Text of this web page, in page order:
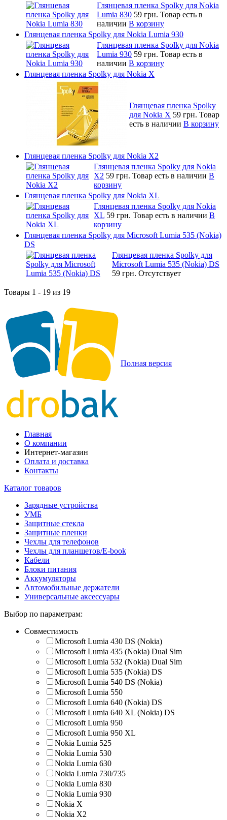
Глянцевая пленка Spolky для Nokia
Lumia 830 59 грн. Товар есть в
наличии В корзину
Глянцевая пленка Spolky для Nokia Lumia 930
Глянцевая пленка Spolky для Nokia
Lumia 930 59 грн. Товар есть в
наличии В корзину
Глянцевая пленка Spolky для Nokia X
Глянцевая пленка Spolky
для Nokia X 59 грн. Товар
есть в наличии В корзину
Глянцевая пленка Spolky для Nokia X2
Глянцевая пленка Spolky для Nokia
X2 59 грн. Товар есть в наличии В
корзину
Глянцевая пленка Spolky для Nokia XL
Глянцевая пленка Spolky для Nokia
XL 59 грн. Товар есть в наличии В
корзину
Глянцевая пленка Spolky для Microsoft Lumia 535 (Nokia)
DS
Глянцевая пленка Spolky для
Microsoft Lumia 535 (Nokia) DS
59 грн. Отсутствует
Товары 1 - 19 из 19
Полная версия
Главная
О компании
Интернет-магазин
Оплата и доставка
Контакты
Каталог товаров
Зарядные устройства
УМБ
Защитные стекла
Защитные пленки
Чехлы для телефонов
Чехлы для планшетов/E-book
Кабели
Блоки питания
Аккумуляторы
Автомобильные держатели
Универсальные аксессуары
Выбор по параметрам:
Совместимость
Microsoft Lumia 430 DS (Nokia)
Microsoft Lumia 435 (Nokia) Dual Sim
Microsoft Lumia 532 (Nokia) Dual Sim
Microsoft Lumia 535 (Nokia) DS
Microsoft Lumia 540 DS (Nokia)
Microsoft Lumia 550
Microsoft Lumia 640 (Nokia) DS
Microsoft Lumia 640 XL (Nokia) DS
Microsoft Lumia 950
Microsoft Lumia 950 XL
Nokia Lumia 525
Nokia Lumia 530
Nokia Lumia 630
Nokia Lumia 730/735
Nokia Lumia 830
Nokia Lumia 930
Nokia X
Nokia X2